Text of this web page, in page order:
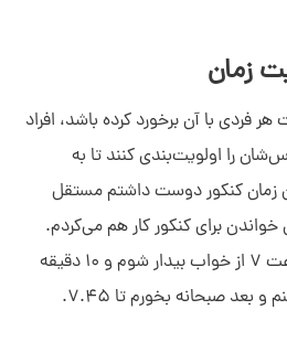
زمان
با آن برخورد کرده باشد، افراد
را اولویت‌بندی کنند تا به
زمان کنکور دوست داشتم مستقل
برای کنکور کار هم می‌کردم.
برنامه‌ام این بود که هرروز ساعت 7 از خواب بیدار شوم و 10 دقیقه
بعد صبحانه بخورم تا 7.45.